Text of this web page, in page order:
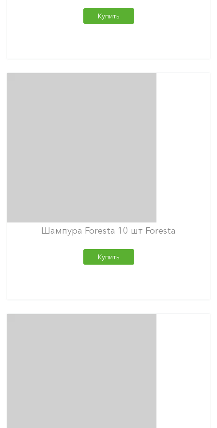
Купить
Шампура Foresta 10 шт Foresta
Купить